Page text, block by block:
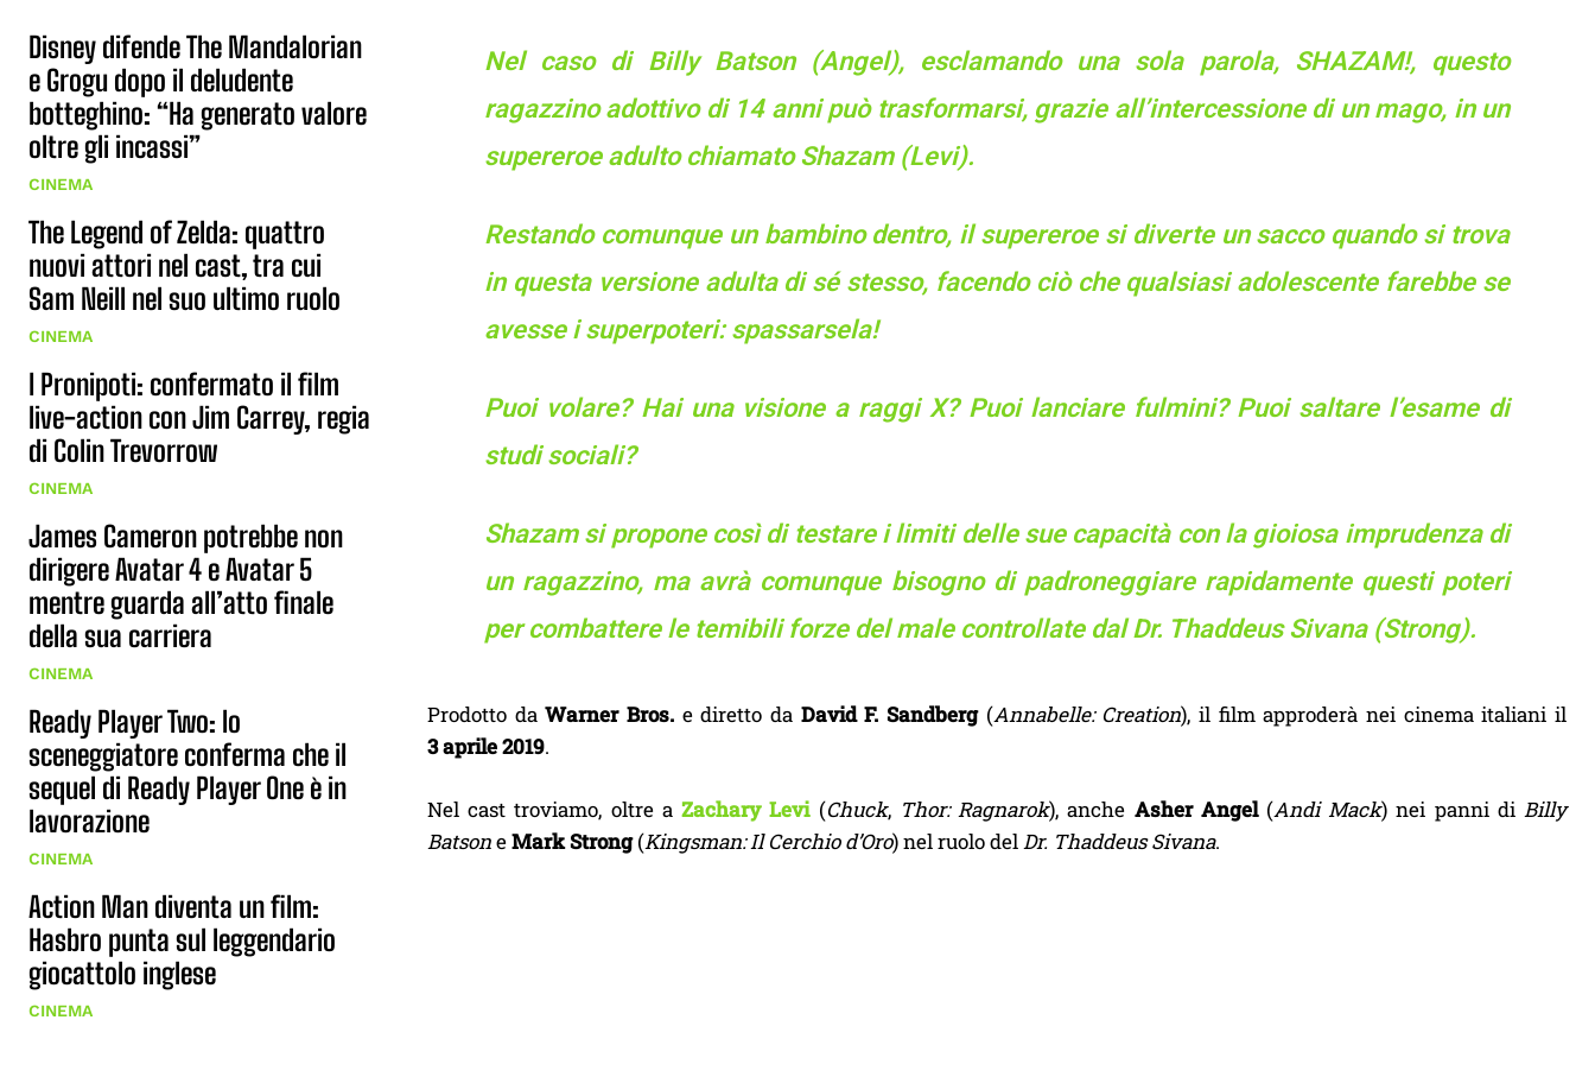
Disney difende The Mandalorian
e Grogu dopo il deludente
botteghino: “Ha generato valore
oltre gli incassi”
CINEMA
The Legend of Zelda: quattro
nuovi attori nel cast, tra cui
Sam Neill nel suo ultimo ruolo
CINEMA
I Pronipoti: confermato il film
live-action con Jim Carrey, regia
di Colin Trevorrow
CINEMA
James Cameron potrebbe non
dirigere Avatar 4 e Avatar 5
mentre guarda all’atto finale
della sua carriera
CINEMA
Ready Player Two: lo
sceneggiatore conferma che il
sequel di Ready Player One è in
lavorazione
CINEMA
Action Man diventa un film:
Hasbro punta sul leggendario
giocattolo inglese
CINEMA
Nel caso di Billy Batson (Angel), esclamando una sola parola, SHAZAM!, questo
ragazzino adottivo di 14 anni può trasformarsi, grazie all’intercessione di un mago, in un
supereroe adulto chiamato Shazam (Levi).
Restando comunque un bambino dentro, il supereroe si diverte un sacco quando si trova
in questa versione adulta di sé stesso, facendo ciò che qualsiasi adolescente farebbe se
avesse i superpoteri: spassarsela!
Puoi volare? Hai una visione a raggi X? Puoi lanciare fulmini? Puoi saltare l’esame di
studi sociali?
Shazam si propone così di testare i limiti delle sue capacità con la gioiosa imprudenza di
un ragazzino, ma avrà comunque bisogno di padroneggiare rapidamente questi poteri
per combattere le temibili forze del male controllate dal Dr. Thaddeus Sivana (Strong).
Prodotto daWarner Bros. e diretto da David F. Sandberg(Annabelle: Creation), il film approderà nei cinema italiani il
3 aprile 2019.
Nel cast troviamo, oltre aZachary Levi(Chuck, Thor: Ragnarok), anche Asher Angel(Andi Mack) nei panni diBilly
BatsoneMark Strong(Kingsman: Il Cerchio d’Oro) nel ruolo delDr. Thaddeus Sivana.